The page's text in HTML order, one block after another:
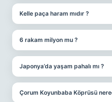
Kelle paça haram mıdır ?
6 rakam milyon mu ?
Japonya’da yaşam pahalı mı ?
Çorum Koyunbaba Köprüsü